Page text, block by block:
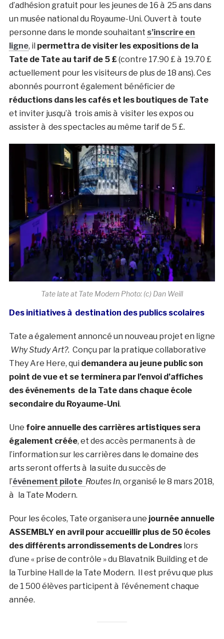
d’adhésion gratuit pour les jeunes de 16 à 25 ans dans
un musée national du Royaume-Uni. Ouvert à toute
personne dans le monde souhaitant s’inscrire en
ligne, il permettra de visiter les expositions de la
Tate de Tate au tarif de 5 £(contre 17.90 £ à 19.70 £
actuellement pour les visiteurs de plus de 18 ans). Ces
abonnés pourront également bénéficier de
réductions dans les cafés et les boutiques de Tate
et inviter jusqu’à trois amis à visiter les expos ou
assister à des spectacles au même tarif de 5 £.
Tate late at Tate Modern Photo: (c) Dan Weill
Des initiatives à destination des publics scolaires
Tate a également annoncé un nouveau projet en ligne
Why Study Art?. Conçu par la pratique collaborative
They Are Here, qui demandera au jeune public son
point de vue et se terminera par l’envoi d’affiches
des événements de la Tate dans chaque école
secondaire du Royaume-Uni.
Une foire annuelle des carrières artistiques sera
également créée, et des accès permanents à de
l’information sur les carrières dans le domaine des
arts seront offerts à la suite du succès de
l’événement pilote Routes In, organisé le 8 mars 2018,
à la Tate Modern.
Pour les écoles, Tate organisera une journée annuelle
ASSEMBLY en avril pour accueillir plus de 50 écoles
des différents arrondissements de Londreslors
d’une « prise de contrôle » du Blavatnik Building et de
la Turbine Hall de la Tate Modern. Il est prévu que plus
de 1 500 élèves participent à l’événement chaque
année.